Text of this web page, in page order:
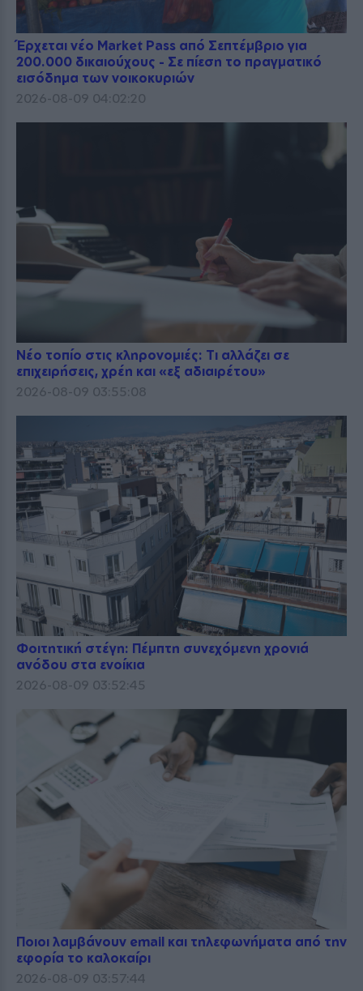
Έρχεται νέο Market Pass από Σεπτέμβριο για
200.000 δικαιούχους - Σε πίεση το πραγματικό
εισόδημα των νοικοκυριών
2026-08-09 04:02:20
Νέο τοπίο στις κληρονομιές: Τι αλλάζει σε
επιχειρήσεις, χρέη και «εξ αδιαιρέτου»
2026-08-09 03:55:08
Φοιτητική στέγη: Πέμπτη συνεχόμενη χρονιά
ανόδου στα ενοίκια
2026-08-09 03:52:45
Ποιοι λαμβάνουν email και τηλεφωνήματα από την
εφορία το καλοκαίρι
2026-08-09 03:57:44